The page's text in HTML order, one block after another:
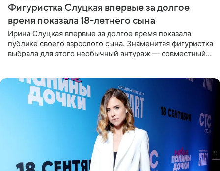
Фигуристка Слуцкая впервые за долгое
время показала 18-летнего сына
Ирина Слуцкая впервые за долгое время показала
публике своего взрослого сына. Знаменитая фигуристка
выбрала для этого необычный антураж — совместный